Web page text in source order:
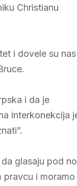
Christianu
i dovele su nas
i da je
interkonekcija
glasaju pod
pravcu i moramo